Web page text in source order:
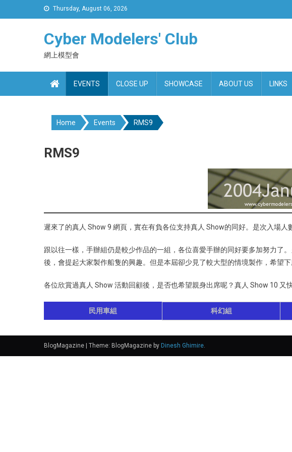
to
Thursday, August 06, 2026
Cyber Modelers' Club
網上模型會
EVENTS CLOSE UP SHOWCASE ABOUT US LINKS
Home Events RMS9
RMS9
遲來了的真人 Show 9 網頁，實在有負各位支持真人 Show的同好。是次入場
跟以往一樣，手辦組仍是較少作品的一組，各位喜愛手辦的同好要多加努力了
後，會提起大家製作船隻的興趣。但是本屆卻少見了較大型的情境製作，希望下
各位欣賞過真人 Show 活動回顧後，是否也希望親身出席呢？真人 Show 10 又
民用車組 科幻組
BlogMagazine Theme: BlogMagazine by Dinesh Ghimire.